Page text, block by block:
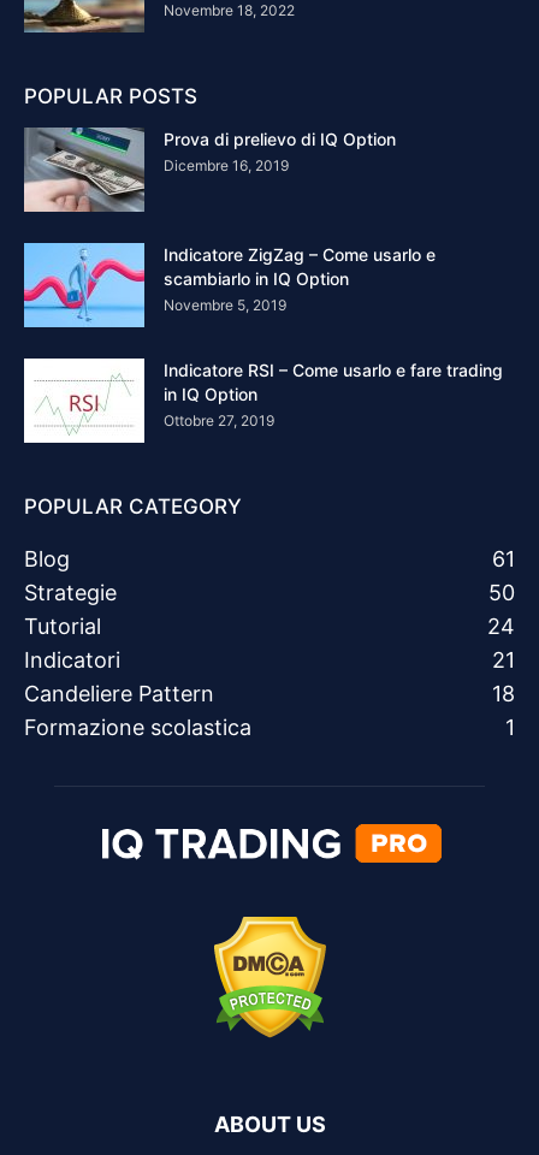
Novembre 18, 2022
POPULAR POSTS
Prova di prelievo di IQ Option
Dicembre 16, 2019
Indicatore ZigZag – Come usarlo e
scambiarlo in IQ Option
Novembre 5, 2019
Indicatore RSI – Come usarlo e fare trading
in IQ Option
Ottobre 27, 2019
POPULAR CATEGORY
Blog
61
Strategie
50
Tutorial
24
Indicatori
21
Candeliere Pattern
18
Formazione scolastica
1
ABOUT US